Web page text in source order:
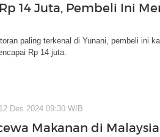
14 Juta, Pembeli Ini
paling terkenal di Yunani, pembeli ini
Rp 14 juta.
Des 2024 09:30 WIB
Makanan di